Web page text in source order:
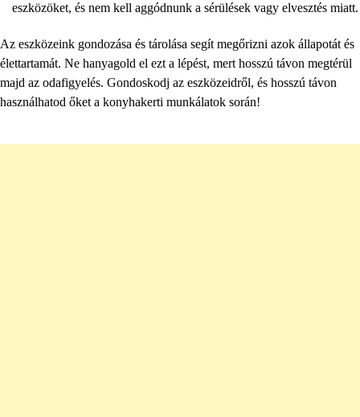
eszközöket, és nem kell aggódnunk a sérülések vagy elvesztés miatt.
Az eszközeink gondozása és tárolása segít megőrizni azok állapotát és
élettartamát. Ne hanyagold el ezt a lépést, mert hosszú távon megtérül
majd az odafigyelés. Gondoskodj az eszközeidről, és hosszú távon
használhatod őket a konyhakerti munkálatok során!